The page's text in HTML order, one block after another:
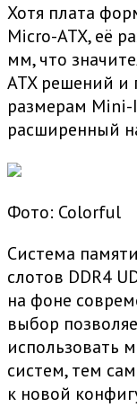
Хотя плата
Micro-ATX, её
мм, что
ATX решений и
размерам Mini-
расширенный
Фото: Colorful
Система
слотов DDR4
на фоне
выбор
использовать
систем, тем
к новой